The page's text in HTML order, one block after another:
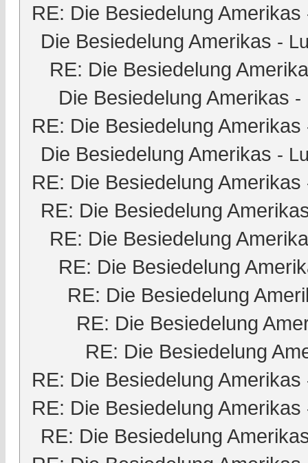
RE: Die Besiedelung Amerikas
Die Besiedelung Amerikas -
RE: Die Besiedelung
Die Besiedelung Amerikas -
RE: Die Besiedelung Amerikas
Die Besiedelung Amerikas -
RE: Die Besiedelung Amerikas
RE: Die Besiedelung
RE: Die Besiedelung
RE: Die Besiedelung
RE: Die Besiedelung
RE: Die Besiedelung
RE: Die Besiedelung
RE: Die Besiedelung Amerikas
RE: Die Besiedelung Amerikas
RE: Die Besiedelung